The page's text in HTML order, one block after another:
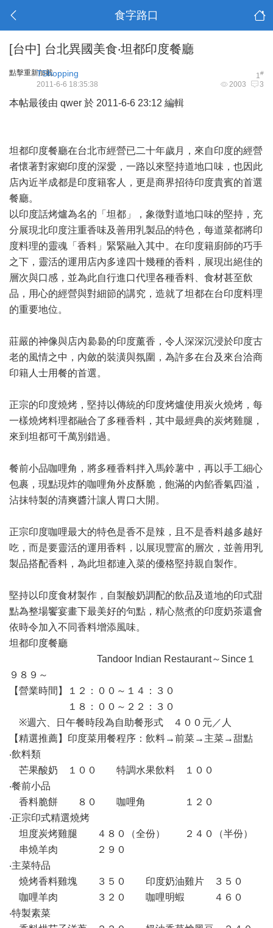
食字路口
[台中] 台北異國美食‧坦都印度餐廳
點擊重新加載 1#
TShopping
2003 3
2011-6-6 18:35:38
本帖最後由 qwer 於 2011-6-6 23:12 編輯
坦都印度餐廳在台北市經營已二十年歲月，來自印度的經營
者懷著對家鄉印度的深愛，一路以來堅持道地口味，也因此
店內近半成都是印度籍客人，更是商界招待印度貴賓的首選
餐廳。
以印度話烤爐為名的「坦都」，象徵對道地口味的堅持，充
分展現北印度注重香味及善用乳製品的特色，每道菜都將印
度料理的靈魂「香料」緊緊融入其中。在印度籍廚師的巧手
之下，靈活的運用店內多達四十幾種的香料，展現出絕佳的
層次與口感，並為此自行進口代理各種香料、食材甚至飲
品，用心的經營與對細節的講究，造就了坦都在台印度料理
的重要地位。
莊嚴的神像與店內裊裊的印度薰香，令人深深沉浸於印度古
老的風情之中，內斂的裝潢與氛圍，為許多在台及來台洽商
印籍人士用餐的首選。
正宗的印度燒烤，堅持以傳統的印度烤爐使用炭火燒烤，每
一樣燒烤料理都融合了多種香料，其中最經典的炭烤雞腿，
來到坦都可千萬別錯過。
餐前小品咖哩角，將多種香料拌入馬鈴薯中，再以手工細心
包裹，現點現炸的咖哩角外皮酥脆，飽滿的內餡香氣四溢，
沾抹特製的清爽醬汁讓人胃口大開。
正宗印度咖哩最大的特色是香不是辣，且不是香料越多越好
吃，而是要靈活的運用香料，以展現豐富的層次，並善用乳
製品搭配香料，為此坦都連入菜的優格堅持親自製作。
堅持以印度食材製作，自製酸奶調配的飲品及道地的印式甜
點為整場饗宴畫下最美好的句點，精心熬煮的印度奶茶還會
依時令加入不同香料增添風味。
坦都印度餐廳
Tandoor Indian Restaurant～Since１
９８９～
【營業時間】１２：００～１４：３０
１８：００～２２：３０
※週六、日午餐時段為自助餐形式 ４００元／人
【精選推薦】印度菜用餐程序：飲料→前菜→主菜→甜點
‧飲料類
芒果酸奶 １００ 特調水果飲料 １００
‧餐前小品
香料脆餅 ８０ 咖哩角 １２０
‧正宗印式精選燒烤
坦度炭烤雞腿 ４８０（全份） ２４０（半份）
串燒羊肉 ２９０
‧主菜特品
燒烤香料雞塊 ３５０ 印度奶油雞片 ３５０
咖哩羊肉 ３２０ 咖哩明蝦 ４６０
‧特製素菜